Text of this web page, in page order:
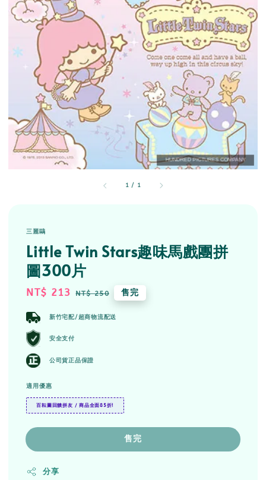
1 / 1
三麗鷗
Little Twin Stars趣味馬戲團拼
圖300片
Sale
NT$ 213 Regular
NT$ 250 售完
新竹宅配/超商物流配送
安全支付
公司貨正品保證
適用優惠
百耘圖回饋拼友 / 商品全面85折!
售完
分享